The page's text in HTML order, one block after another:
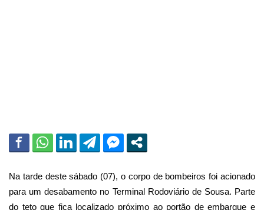
Na tarde deste sábado (07), o corpo de bombeiros foi acionado
para um desabamento no Terminal Rodoviário de Sousa. Parte
do teto que fica localizado próximo ao portão de embarque e